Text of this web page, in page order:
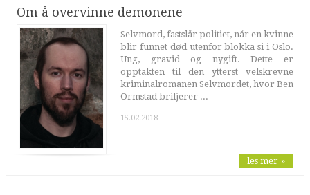
Om å overvinne demonene
Selvmord, fastslår politiet, når en kvinne
blir funnet død utenfor blokka si i Oslo.
Ung, gravid og nygift. Dette er
opptakten til den ytterst velskrevne
kriminalromanen Selvmordet, hvor Ben
Ormstad briljerer ...
15.02.2018
les mer »